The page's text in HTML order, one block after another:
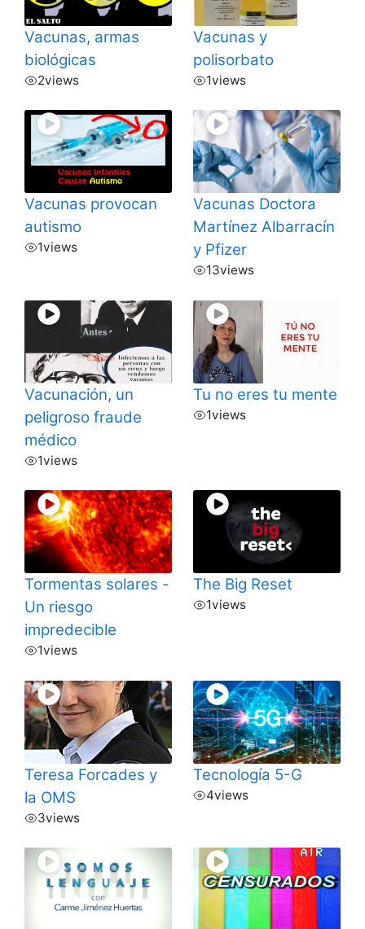
Vacunas, armas
biológicas
2views
Vacunas y
polisorbato
1views
Vacunas provocan
autismo
1views
Vacunas Doctora
Martínez Albarracín
y Pfizer
13views
Vacunación, un
peligroso fraude
médico
1views
Tu no eres tu mente
1views
Tormentas solares -
Un riesgo
impredecible
1views
The Big Reset
1views
Teresa Forcades y
la OMS
3views
Tecnología 5-G
4views